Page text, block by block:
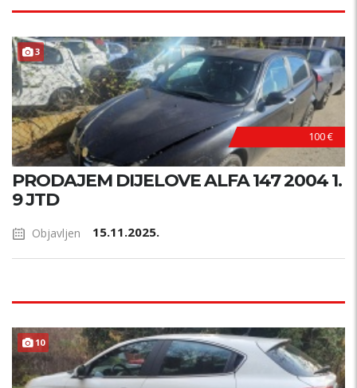
3
100 €
PRODAJEM DIJELOVE ALFA 147 2004 1.
9 JTD
Objavljen 15.11.2025.
10